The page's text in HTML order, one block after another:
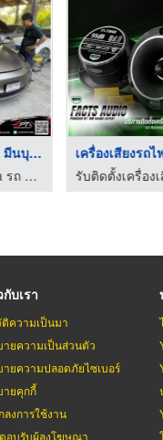
อู่ซ่อมรถไฟฟ้า มีนบุ ...
อู่ซ่อมรถ Tesla รถ BYD - KPT Body Service
เครื่องเสียงรถ
กับเรา
ติความเป็นมา
ายความเป็นส่วนตัว
ายความปลอดภัยไซเบอร์
ายคุกกี้
งการใช้งาน
ตอบรับผู้ลงโฆษณา